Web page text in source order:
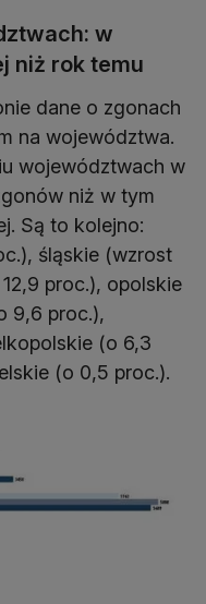
w
niż rok temu
dane o zgonach
na województwa.
województwach w
niż w tym
Są to kolejno:
śląskie (wzrost
proc.), opolskie
9,6 proc.),
(o 6,3
(o 0,5 proc.).